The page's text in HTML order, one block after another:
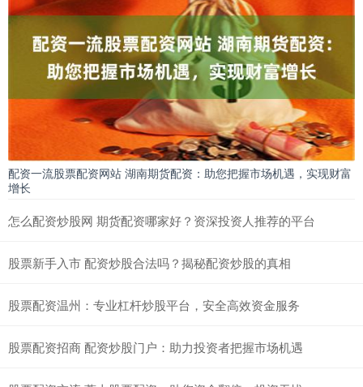
配资一流股票配资网站 湖南期货配资：助您把握市场机遇，实现财富
增长
怎么配资炒股网 期货配资哪家好？资深投资人推荐的平台
股票新手入市 配资炒股合法吗？揭秘配资炒股的真相
股票配资温州：专业杠杆炒股平台，安全高效资金服务
股票配资招商 配资炒股门户：助力投资者把握市场机遇